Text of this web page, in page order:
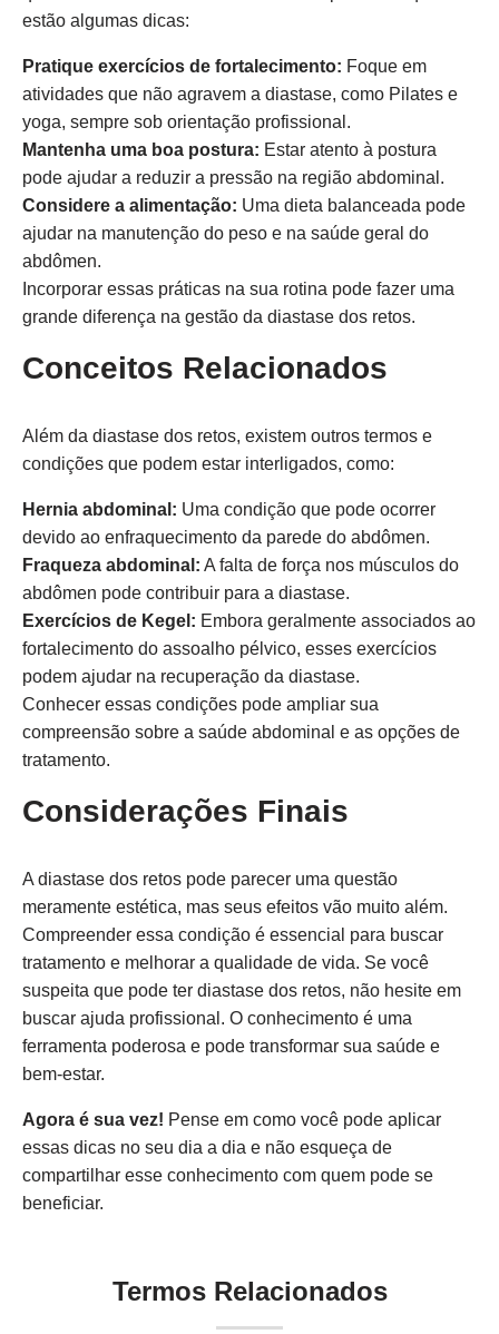
estão algumas dicas:
Pratique exercícios de fortalecimento: Foque em
atividades que não agravem a diastase, como Pilates e
yoga, sempre sob orientação profissional.
Mantenha uma boa postura: Estar atento à postura
pode ajudar a reduzir a pressão na região abdominal.
Considere a alimentação: Uma dieta balanceada pode
ajudar na manutenção do peso e na saúde geral do
abdômen.
Incorporar essas práticas na sua rotina pode fazer uma
grande diferença na gestão da diastase dos retos.
Conceitos Relacionados
Além da diastase dos retos, existem outros termos e
condições que podem estar interligados, como:
Hernia abdominal: Uma condição que pode ocorrer
devido ao enfraquecimento da parede do abdômen.
Fraqueza abdominal: A falta de força nos músculos do
abdômen pode contribuir para a diastase.
Exercícios de Kegel: Embora geralmente associados ao
fortalecimento do assoalho pélvico, esses exercícios
podem ajudar na recuperação da diastase.
Conhecer essas condições pode ampliar sua
compreensão sobre a saúde abdominal e as opções de
tratamento.
Considerações Finais
A diastase dos retos pode parecer uma questão
meramente estética, mas seus efeitos vão muito além.
Compreender essa condição é essencial para buscar
tratamento e melhorar a qualidade de vida. Se você
suspeita que pode ter diastase dos retos, não hesite em
buscar ajuda profissional. O conhecimento é uma
ferramenta poderosa e pode transformar sua saúde e
bem-estar.
Agora é sua vez! Pense em como você pode aplicar
essas dicas no seu dia a dia e não esqueça de
compartilhar esse conhecimento com quem pode se
beneficiar.
Termos Relacionados